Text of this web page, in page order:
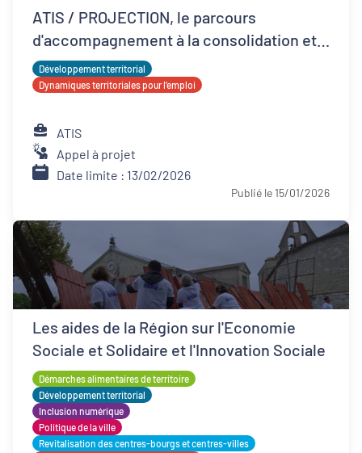
ATIS / PROJECTION, le parcours
d'accompagnement à la consolidation et
développement ESS
Développement territorial
Dynamiques territoriales pour l’emploi
ATIS
Appel à projet
Date limite : 13/02/2026
Publié le 15/01/2026
Les aides de la Région sur l'Economie
Sociale et Solidaire et l'Innovation Sociale
Démarches alimentaires de territoire
Développement territorial
Inclusion numérique
Politique de la ville
Revitalisation des centres-bourgs et centres-villes